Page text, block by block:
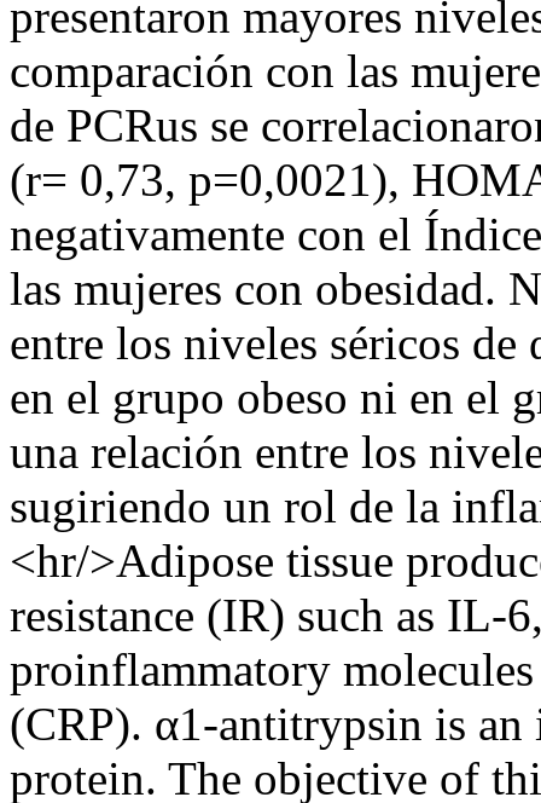
presentaron mayores
comparación con las
de PCRus se
(r= 0,73, p=0,0021),
negativamente con el
las mujeres con obesidad.
entre los niveles séricos
en el grupo obeso ni en el
una relación entre los
sugiriendo un rol de la
<hr/>Adipose tissue
resistance (IR) such as IL-
proinflammatory
(CRP). α1-antitrypsin is
protein. The objective of